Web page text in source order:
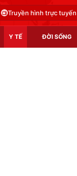
Truyền hình trực tuyến
Y TẾ ĐỜI SỐNG